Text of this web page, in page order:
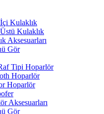
Kulaklık
Kulaklık
Aksesuarları
Gör
Tipi Hoparlör
Hoparlör
Hoparlör
Aksesuarları
Gör